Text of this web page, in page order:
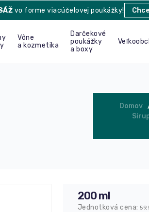
vo forme viacúčelovej poukážky!
Vône
a kozmetika
Darčekové
poukážky
a boxy
Domov
200 ml
Jednotková cena: